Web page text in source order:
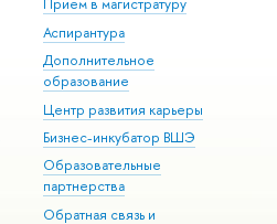
Прием в магистратуру
Аспирантура
Дополнительное
образование
Центр развития карьеры
Бизнес-инкубатор ВШЭ
Образовательные
партнерства
Обратная связь и